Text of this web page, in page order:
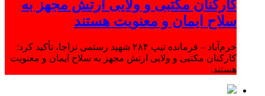
کارکنان مکتبی و ولایی ارتش مجهز به
سلاح ایمان و معنویت هستند
خرم‌آباد – فرمانده تیپ ۲۸۴ شهید رستمی نزاجا، تأکید کرد:
کارکنان مکتبی و ولایی ارتش مجهز به سلاح ایمان و معنویت
هستند.